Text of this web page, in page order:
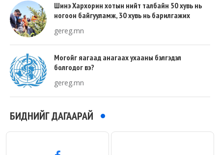
Шинэ Хархорин хотын нийт талбайн 50 хувь нь
ногоон байгууламж, 30 хувь нь барилгажих
gereg.mn
Могойг яагаад анагаах ухааны бэлгэдэл
болгодог вэ?
gereg.mn
БИДНИЙГ ДАГААРАЙ